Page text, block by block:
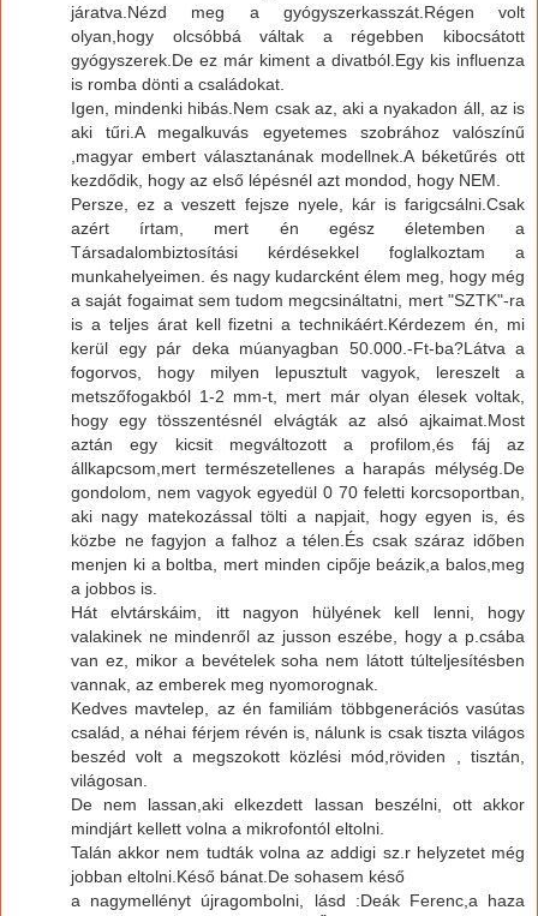
járatva.Nézd meg a gyógyszerkasszát.Régen volt
olyan,hogy olcsóbbá váltak a régebben kibocsátott
gyógyszerek.De ez már kiment a divatból.Egy kis influenza
is romba dönti a családokat.
Igen, mindenki hibás.Nem csak az, aki a nyakadon áll, az is
aki tűri.A megalkuvás egyetemes szobrához valószínű
,magyar embert választanának modellnek.A béketűrés ott
kezdődik, hogy az első lépésnél azt mondod, hogy NEM.
Persze, ez a veszett fejsze nyele, kár is farigcsálni.Csak
azért írtam, mert én egész életemben a
Társadalombiztosítási kérdésekkel foglalkoztam a
munkahelyeimen. és nagy kudarcként élem meg, hogy még
a saját fogaimat sem tudom megcsináltatni, mert "SZTK"-ra
is a teljes árat kell fizetni a technikáért.Kérdezem én, mi
kerül egy pár deka múanyagban 50.000.-Ft-ba?Látva a
fogorvos, hogy milyen lepusztult vagyok, lereszelt a
metszőfogakból 1-2 mm-t, mert már olyan élesek voltak,
hogy egy tösszentésnél elvágták az alsó ajkaimat.Most
aztán egy kicsit megváltozott a profilom,és fáj az
állkapcsom,mert természetellenes a harapás mélység.De
gondolom, nem vagyok egyedül 0 70 feletti korcsoportban,
aki nagy matekozással tölti a napjait, hogy egyen is, és
közbe ne fagyjon a falhoz a télen.És csak száraz időben
menjen ki a boltba, mert minden cipője beázik,a balos,meg
a jobbos is.
Hát elvtárskáim, itt nagyon hülyének kell lenni, hogy
valakinek ne mindenről az jusson eszébe, hogy a p.csába
van ez, mikor a bevételek soha nem látott túlteljesítésben
vannak, az emberek meg nyomorognak.
Kedves mavtelep, az én familiám többgenerációs vasútas
család, a néhai férjem révén is, nálunk is csak tiszta világos
beszéd volt a megszokott közlési mód,röviden , tisztán,
világosan.
De nem lassan,aki elkezdett lassan beszélni, ott akkor
mindjárt kellett volna a mikrofontól eltolni.
Talán akkor nem tudták volna az addigi sz.r helyzetet még
jobban eltolni.Késő bánat.De sohasem késő
a nagymellényt újragombolni, lásd :Deák Ferenc,a haza